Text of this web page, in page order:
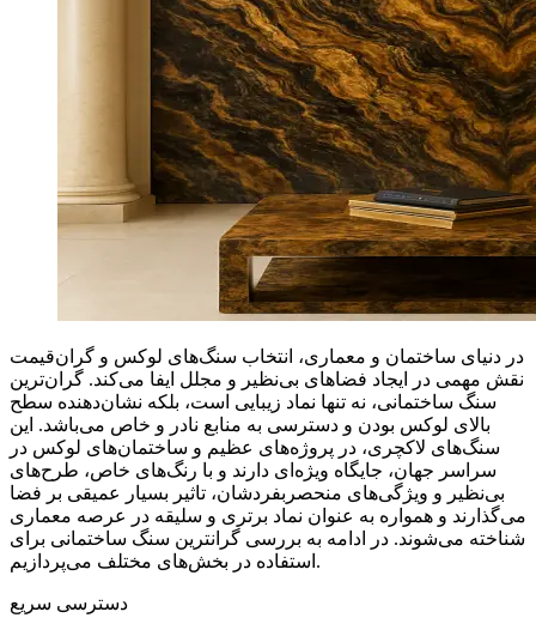
در دنیای ساختمان و معماری، انتخاب سنگ‌های لوکس و گران‌قیمت
نقش مهمی در ایجاد فضاهای بی‌نظیر و مجلل ایفا می‌کند. گران‌ترین
سنگ ساختمانی، نه تنها نماد زیبایی است، بلکه نشان‌دهنده سطح
بالای لوکس بودن و دسترسی به منابع نادر و خاص می‌باشد. این
سنگ‌های لاکچری، در پروژه‌های عظیم و ساختمان‌های لوکس در
سراسر جهان، جایگاه ویژه‌ای دارند و با رنگ‌های خاص، طرح‌های
بی‌نظیر و ویژگی‌های منحصربفردشان، تاثیر بسیار عمیقی بر فضا
می‌گذارند و همواره به عنوان نماد برتری و سلیقه در عرصه معماری
شناخته می‌شوند. در ادامه به بررسی گرانترین سنگ ساختمانی برای
استفاده در بخش‌های مختلف می‌پردازیم.
دسترسی سریع